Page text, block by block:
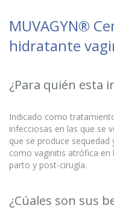
MUVAGYN®
hidratante
¿Para quién esta
Indicado como
infecciosas en las que se
que se produce
como vaginitis atrófica
parto y post-cirugía.
¿Cúales son sus